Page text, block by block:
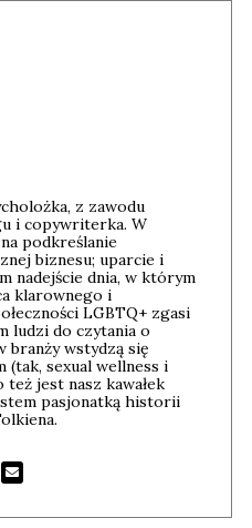
z zawodu
i copywriterka. W
podkreślanie
biznesu; uparcie i
nadejście dnia, w którym
klarownego i
LGBTQ+ zgasi
ludzi do czytania o
branży wstydzą się
(tak, sexual wellness i
jest nasz kawałek
pasjonatką historii